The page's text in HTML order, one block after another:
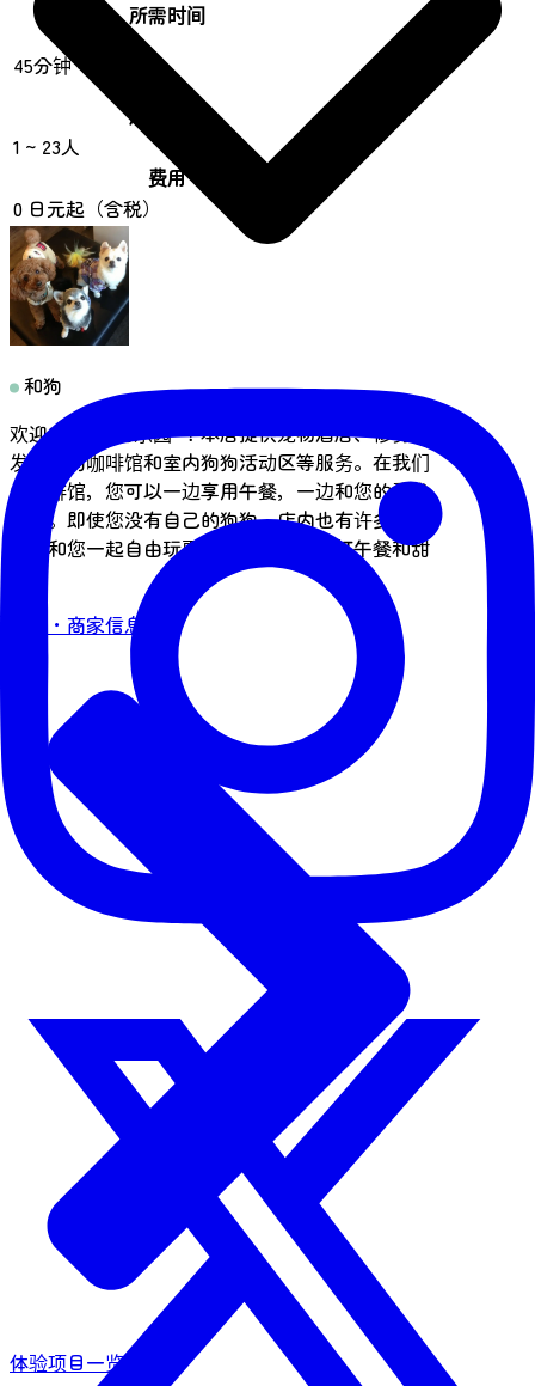
所需时间
45分钟 - 2小时
成行人数
1 ~ 23人
费用
0 日元起（含税）
和狗
欢迎来到“带狗乐园”！本店提供宠物酒店、修剪毛
发、狗狗咖啡馆和室内狗狗活动区等服务。在我们
的咖啡馆，您可以一边享用午餐，一边和您的爱犬
玩耍。即使您没有自己的狗狗，店内也有许多狗狗
可以和您一起自由玩耍。我们的菜单主打午餐和甜
咨询・商家信息
体验项目一览